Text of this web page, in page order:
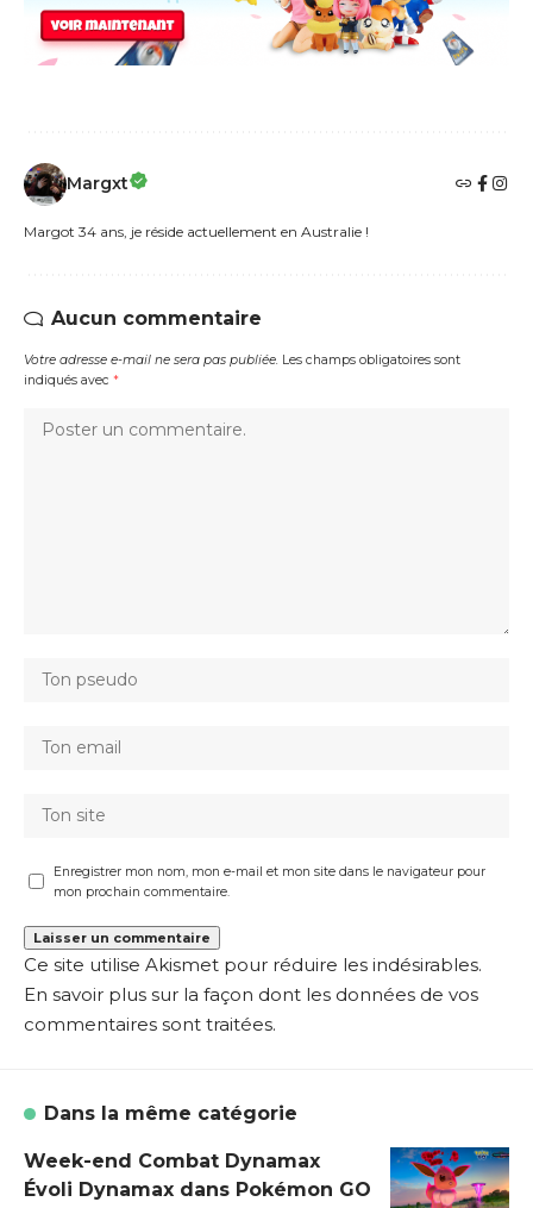
Margxt
Margot 34 ans, je réside actuellement en Australie !
Aucun commentaire
Votre adresse e-mail ne sera pas publiée. Les champs obligatoires sont
indiqués avec *
Enregistrer mon nom, mon e-mail et mon site dans le navigateur pour
mon prochain commentaire.
Ce site utilise Akismet pour réduire les indésirables.
En savoir plus sur la façon dont les données de vos
commentaires sont traitées.
Dans la même catégorie
Week-end Combat Dynamax
Évoli Dynamax dans Pokémon GO